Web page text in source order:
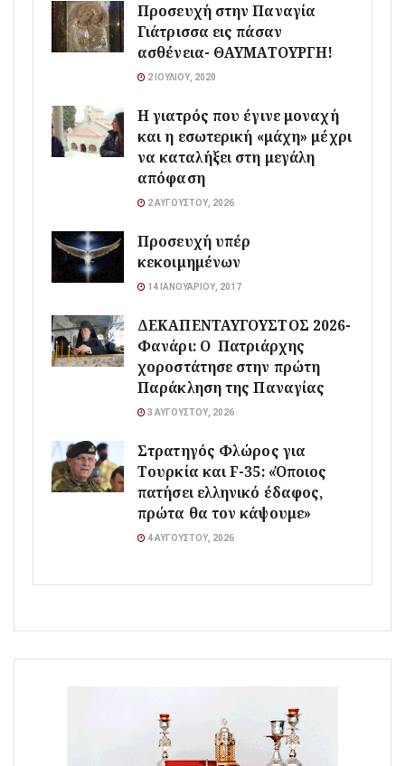
Προσευχή στην Παναγία
Γιάτρισσα εις πάσαν
ασθένεια- ΘΑΥΜΑΤΟΥΡΓΗ!
2 ΙΟΥΛΊΟΥ, 2020
Η γιατρός που έγινε μοναχή
και η εσωτερική «μάχη» μέχρι
να καταλήξει στη μεγάλη
απόφαση
2 ΑΥΓΟΎΣΤΟΥ, 2026
Προσευχή υπέρ
κεκοιμημένων
14 ΙΑΝΟΥΑΡΊΟΥ, 2017
ΔΕΚΑΠΕΝΤΑΥΓΟΥΣΤΟΣ 2026-
Φανάρι: Ο Πατριάρχης
χοροστάτησε στην πρώτη
Παράκληση της Παναγίας
3 ΑΥΓΟΎΣΤΟΥ, 2026
Στρατηγός Φλώρος για
Τουρκία και F-35: «Όποιος
πατήσει ελληνικό έδαφος,
πρώτα θα τον κάψουμε»
4 ΑΥΓΟΎΣΤΟΥ, 2026